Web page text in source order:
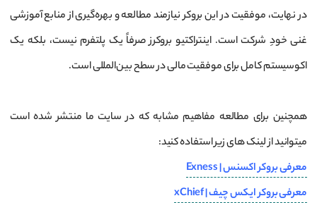
در نهایت، موفقیت در این بروکر نیازمند مطالعه و بهره‌گیری از منابع آموزشی
غنی خودِ شرکت است. اینتراکتیو بروکرز صرفاً یک پلتفرم نیست، بلکه یک
اکوسیستم کامل برای موفقیت مالی در سطح بین‌المللی است.
همچنین برای مطالعه مفاهیم مشابه که در سایت ما منتشر شده است
میتوانید از لینک های زیر استفاده کنید:
معرفی بروکر اکسنس | Exness
معرفی بروکر ایکس چیف | xChief